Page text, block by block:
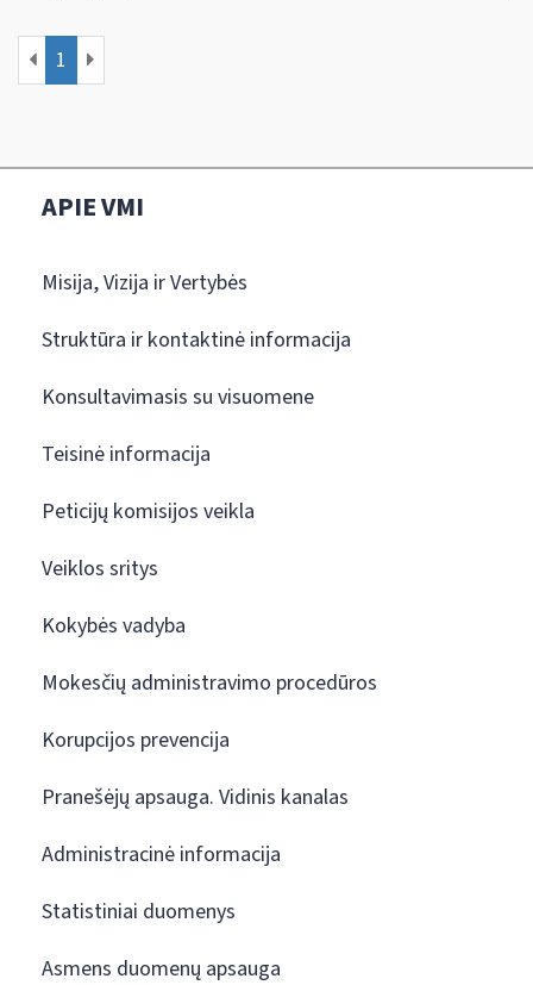
1
APIE VMI
Misija, Vizija ir Vertybės
Struktūra ir kontaktinė informacija
Konsultavimasis su visuomene
Teisinė informacija
Peticijų komisijos veikla
Veiklos sritys
Kokybės vadyba
Mokesčių administravimo procedūros
Korupcijos prevencija
Pranešėjų apsauga. Vidinis kanalas
Administracinė informacija
Statistiniai duomenys
Asmens duomenų apsauga